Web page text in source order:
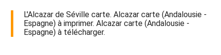
L'Alcazar de Séville carte. Alcazar carte (Andalousie -
Espagne) à imprimer. Alcazar carte (Andalousie -
Espagne) à télécharger.